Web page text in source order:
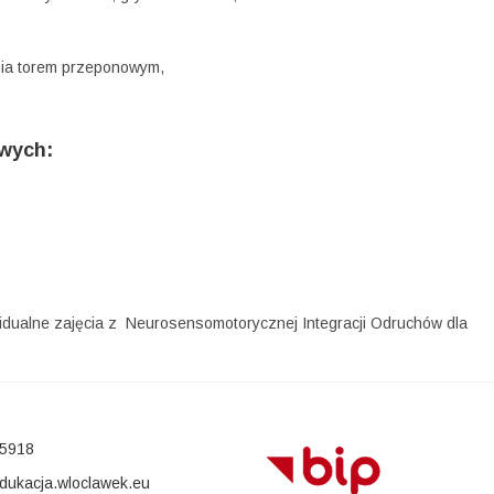
torem przeponowym,
zajęcia z Neurosensomotorycznej Integracji Odruchów dla